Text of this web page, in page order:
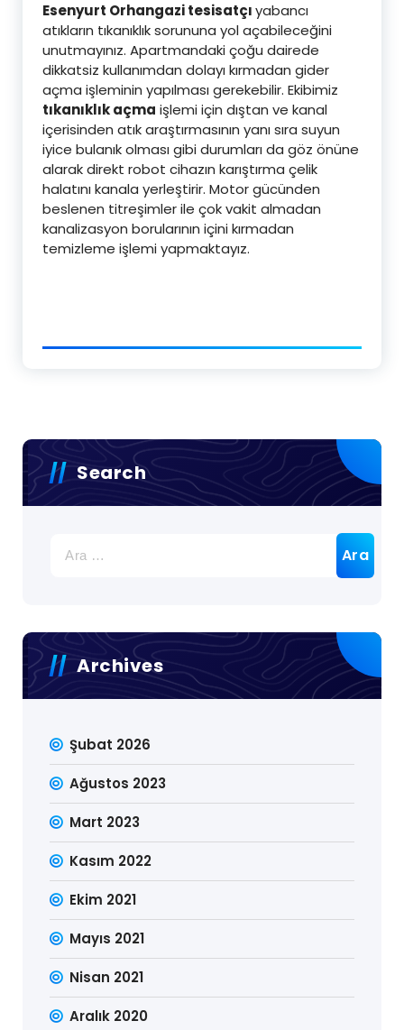
Esenyurt Orhangazi tesisatçıyabancı
atıkların tıkanıklık sorununa yol açabileceğini
unutmayınız. Apartmandaki çoğu dairede
dikkatsiz kullanımdan dolayı kırmadan gider
açma işleminin yapılması gerekebilir. Ekibimiz
tıkanıklık açma işlemi için dıştan ve kanal
içerisinden atık araştırmasının yanı sıra suyun
iyice bulanık olması gibi durumları da göz önüne
alarak direkt robot cihazın karıştırma çelik
halatını kanala yerleştirir. Motor gücünden
beslenen titreşimler ile çok vakit almadan
kanalizasyon borularının içini kırmadan
temizleme işlemi yapmaktayız.
Search
Archives
Şubat 2026
Ağustos 2023
Mart 2023
Kasım 2022
Ekim 2021
Mayıs 2021
Nisan 2021
Aralık 2020